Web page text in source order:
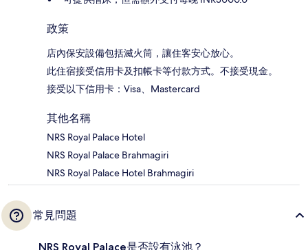
政策
店內保安設備包括滅火筒，讓住客安心放心。
此住宿接受信用卡及扣帳卡等付款方式。不接受現金。
接受以下信用卡：Visa、Mastercard
其他名稱
NRS Royal Palace Hotel
NRS Royal Palace Brahmagiri
NRS Royal Palace Hotel Brahmagiri
常見問題
NRS Royal Palace是否設有泳池？